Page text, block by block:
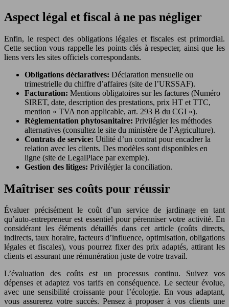
Aspect légal et fiscal à ne pas négliger
Enfin, le respect des obligations légales et fiscales est primordial.
Cette section vous rappelle les points clés à respecter, ainsi que les
liens vers les sites officiels correspondants.
Obligations déclaratives: Déclaration mensuelle ou
trimestrielle du chiffre d’affaires (site de l’URSSAF).
Facturation: Mentions obligatoires sur les factures (Numéro
SIRET, date, description des prestations, prix HT et TTC,
mention « TVA non applicable, art. 293 B du CGI »).
Réglementation phytosanitaire: Privilégier les méthodes
alternatives (consultez le site du ministère de l’Agriculture).
Contrats de service: Utilité d’un contrat pour encadrer la
relation avec les clients. Des modèles sont disponibles en
ligne (site de LegalPlace par exemple).
Gestion des litiges: Privilégier la conciliation.
Maîtriser ses coûts pour réussir
Évaluer précisément le coût d’un service de jardinage en tant
qu’auto-entrepreneur est essentiel pour pérenniser votre activité. En
considérant les éléments détaillés dans cet article (coûts directs,
indirects, taux horaire, facteurs d’influence, optimisation, obligations
légales et fiscales), vous pourrez fixer des prix adaptés, attirant les
clients et assurant une rémunération juste de votre travail.
L’évaluation des coûts est un processus continu. Suivez vos
dépenses et adaptez vos tarifs en conséquence. Le secteur évolue,
avec une sensibilité croissante pour l’écologie. En vous adaptant,
vous assurerez votre succès. Pensez à proposer à vos clients une